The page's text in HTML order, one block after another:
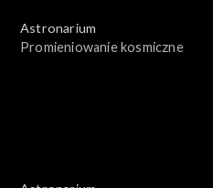
Astronarium
Promieniowanie kosmiczne